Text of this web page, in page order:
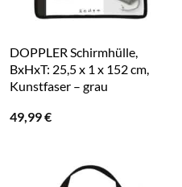
DOPPLER Schirmhülle,
BxHxT: 25,5 x 1 x 152 cm,
Kunstfaser – grau
49,99€